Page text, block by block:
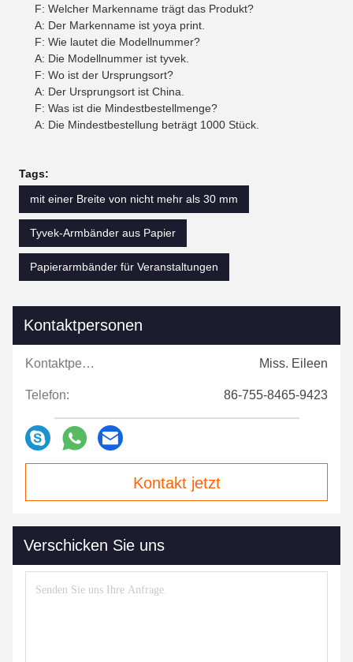
F: Welcher Markenname trägt das Produkt?
A: Der Markenname ist yoya print.
F: Wie lautet die Modellnummer?
A: Die Modellnummer ist tyvek.
F: Wo ist der Ursprungsort?
A: Der Ursprungsort ist China.
F: Was ist die Mindestbestellmenge?
A: Die Mindestbestellung beträgt 1000 Stück.
Tags:
mit einer Breite von nicht mehr als 30 mm
Tyvek-Armbänder aus Papier
Papierarmbänder für Veranstaltungen
Kontaktpersonen
Kontaktpersonen: Miss. Eileen
Telefon: 86-755-8465-9423
Kontakt jetzt
Verschicken Sie uns